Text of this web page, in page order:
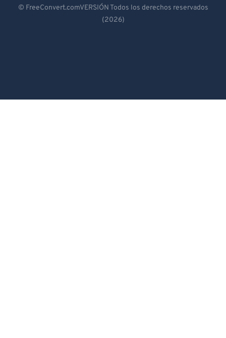
Español
© FreeConvert.comVERSIÓN Todos los derechos reservados
(2026)